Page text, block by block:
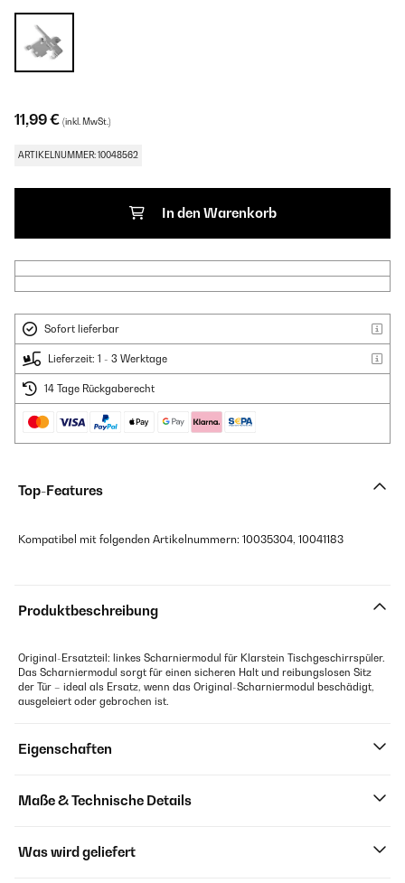
11,99 € (inkl. MwSt.)
ARTIKELNUMMER: 10048562
In den Warenkorb
Sofort lieferbar
Lieferzeit: 1 - 3 Werktage
14 Tage Rückgaberecht
Top-Features
Kompatibel mit folgenden Artikelnummern: 10035304, 10041183
Produktbeschreibung
Original-Ersatzteil: linkes Scharniermodul für Klarstein Tischgeschirrspüler.
Das Scharniermodul sorgt für einen sicheren Halt und reibungslosen Sitz
der Tür – ideal als Ersatz, wenn das Original-Scharniermodul beschädigt,
ausgeleiert oder gebrochen ist.
Eigenschaften
Maße & Technische Details
Was wird geliefert